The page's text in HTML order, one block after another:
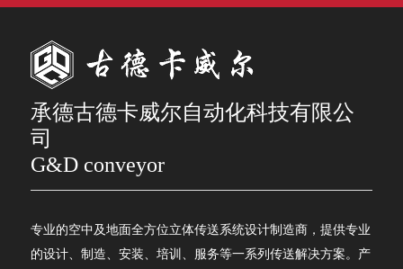
承德古德卡威尔自动化科技有限公
司
G&D conveyor
专业的空中及地面全方位立体传送系统设计制造商，提供专业
的设计、制造、安装、培训、服务等一系列传送解决方案。产